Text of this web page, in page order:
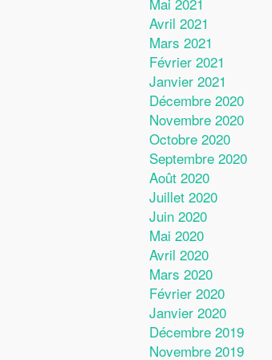
Avril 2021
Mars 2021
Février 2021
Janvier 2021
Décembre 2020
Novembre 2020
Octobre 2020
Septembre 2020
Août 2020
Juillet 2020
Juin 2020
Mai 2020
Avril 2020
Mars 2020
Février 2020
Janvier 2020
Décembre 2019
Novembre 2019